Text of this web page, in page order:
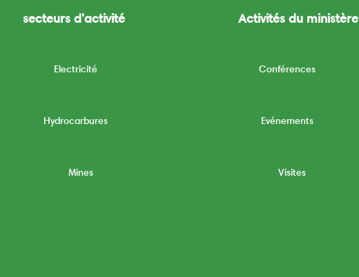
secteurs d'activité
Electricité
Hydrocarbures
Mines
Activités du ministère
Conférences
Evénements
Visites